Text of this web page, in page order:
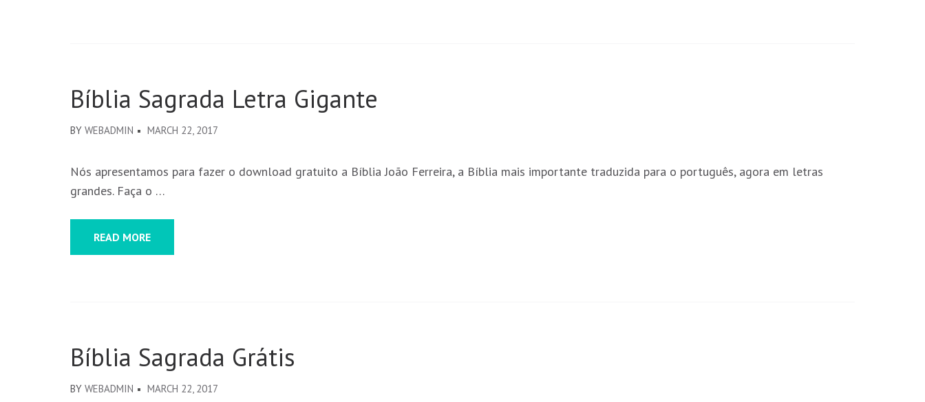
Bíblia Sagrada Letra Gigante
BY WEBADMIN MARCH 22, 2017
Nós apresentamos para fazer o download gratuito a Bíblia João Ferreira, a Bíblia mais importante traduzida para o português, agora em letras
grandes. Faça o …
READ MORE
Bíblia Sagrada Grátis
BY WEBADMIN MARCH 22, 2017